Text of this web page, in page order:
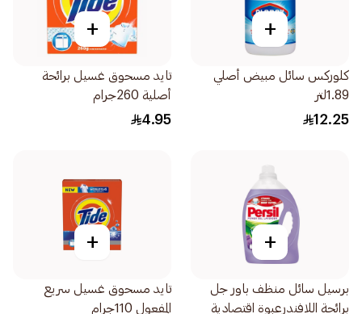
+
كلوركس سائل مبيض أصلي
1.89لتر
12.25
+
تايد مسحوق غسيل برائحة
أصلية 260جرام
4.95
+
برسيل سائل منظف باور جل
برائحة اللافندرعبوة اقتصادية
+
تايد مسحوق غسيل سريع
المفعول 110جرام